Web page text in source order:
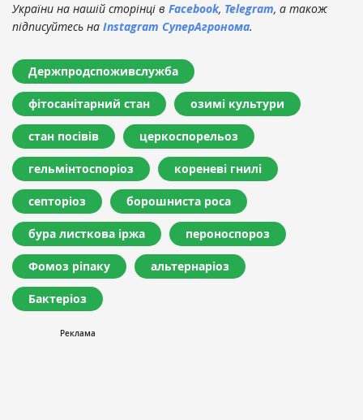
України на нашій сторінці в Facebook, Telegram, а також
підписуйтесь на Instagram СуперАгронома.
Держпродспоживслужба
фітосанітарний стан озимі культури
стан посівів церкоспорельоз
гельмінтоспоріоз кореневі гнилі
септоріоз борошниста роса
бура листкова іржа пероноспороз
Фомоз ріпаку альтернаріоз
Бактеріоз